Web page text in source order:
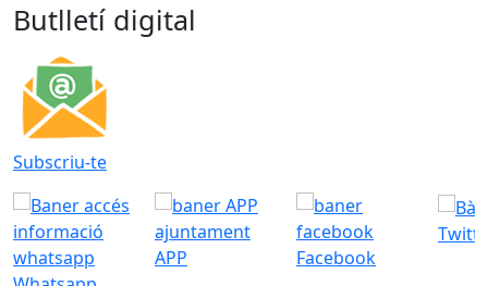
Butlletí digital
Subscriu-te
APP Facebook